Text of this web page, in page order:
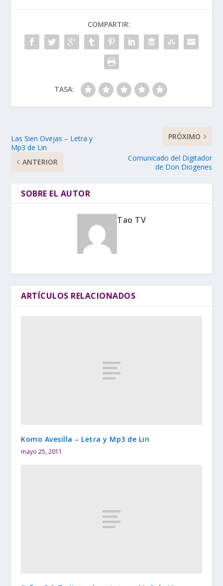
COMPARTIR:
TASA:
Las Sien Ovejas – Letra y
Mp3 de Lin
ANTERIOR
PRÓXIMO
Comunicado del Digitador
de Don Diogenes
SOBRE EL AUTOR
Tao TV
ARTÍCULOS RELACIONADOS
Komo Avesilla – Letra y Mp3 de Lin
mayo 25, 2011